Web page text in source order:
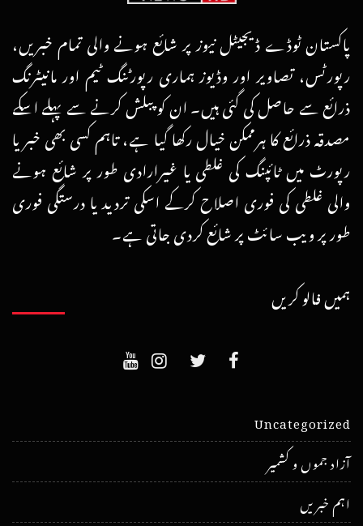
پاکستان ٹوڈے ڈیجیٹل نیوز پر شائع ہونے والی تمام خبریں،
رپورٹس، تصاویر اور وڈیوز ہماری رپورٹنگ ٹیم اور مانیٹرنگ
ذرائع سے حاصل کی گئی ہیں۔ ان کو پبلش کرنے سے پہلے اسکے
مصدقہ ذرائع کا ہرممکن خیال رکھا گیا ہے، تاہم کسی بھی خبر یا
رپورٹ میں ٹائپنگ کی غلطی یا غیرارادی طور پر شائع ہونے
والی غلطی کی فوری اصلاح کرکے اسکی تردید یا درستگی فوری
طور پر ویب سائٹ پر شائع کردی جاتی ہے۔
ہمیں فالو کریں
Uncategorized
آزاد جموں و کشمیر
اہم خبریں